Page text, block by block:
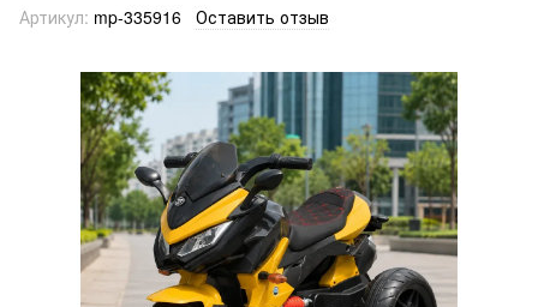
Артикул: mp-335916 Оставить отзыв